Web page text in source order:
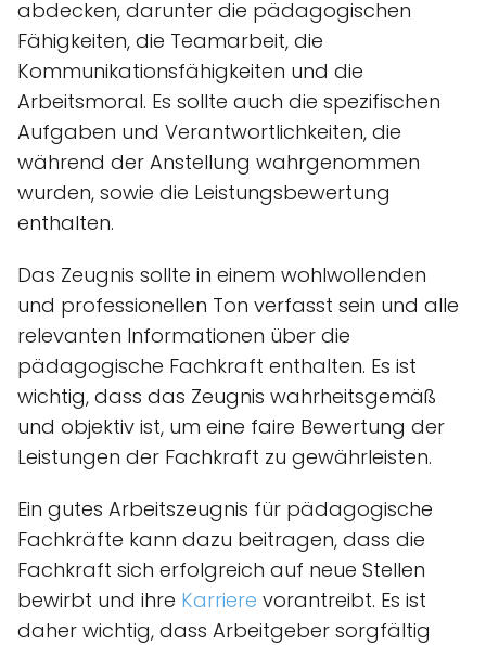
abdecken, darunter die pädagogischen
Fähigkeiten, die Teamarbeit, die
Kommunikationsfähigkeiten und die
Arbeitsmoral. Es sollte auch die spezifischen
Aufgaben und Verantwortlichkeiten, die
während der Anstellung wahrgenommen
wurden, sowie die Leistungsbewertung
enthalten.
Das Zeugnis sollte in einem wohlwollenden
und professionellen Ton verfasst sein und alle
relevanten Informationen über die
pädagogische Fachkraft enthalten. Es ist
wichtig, dass das Zeugnis wahrheitsgemäß
und objektiv ist, um eine faire Bewertung der
Leistungen der Fachkraft zu gewährleisten.
Ein gutes Arbeitszeugnis für pädagogische
Fachkräfte kann dazu beitragen, dass die
Fachkraft sich erfolgreich auf neue Stellen
bewirbt und ihre Karriere vorantreibt. Es ist
daher wichtig, dass Arbeitgeber sorgfältig